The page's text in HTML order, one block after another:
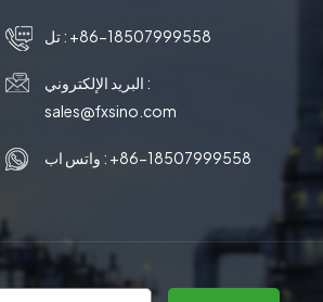
تل : +86-18507999558
البريد الإلكتروني :
sales@fxsino.com
واتس اب : +86-18507999558